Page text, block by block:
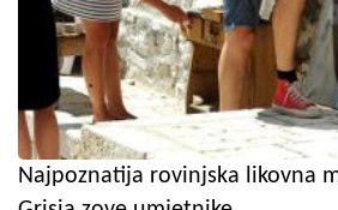
Najpoznatija rovinjska likovna